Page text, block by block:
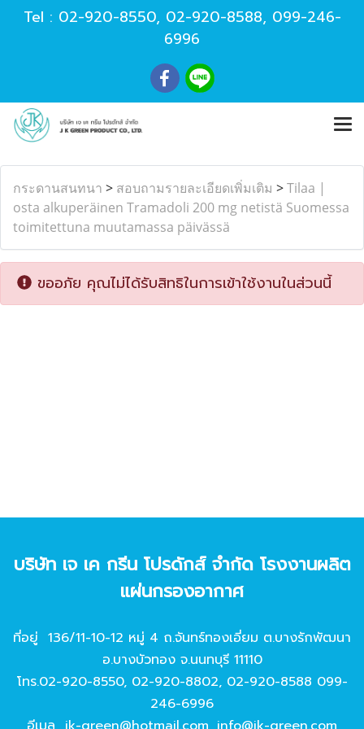
Tel : 02-920-8550, 02-920-8588, 099-246-
6996
กระดานสนทนา > สอบถามรายละเอียดเพิ่มเติม >Tilaa |
osta alkuperäinen Tramadoli 200 mg netistä Suomessa
toimitettuna muutamassa päivässä
ขออภัย คุณไม่ได้รับสิทธิในการเข้าใช้งานในส่วนนี้
บริษัท เจ เค กรีน โปรดักส์ จํากัด โรงงานผลิต
แผ่นกรองอากาศ
ที่อยู่ 136/11-10-12 หมู่ 4 ถ.จันทร์ทองเอี่ยม ต.บางรักพัฒนา
อ.บางบัวทอง จ.นนทบุรี 11110
โทร.02-920-8550, 02-920-8802, 02-920-8588 099-
246-6996